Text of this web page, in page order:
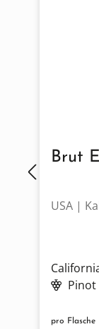
Brut
USA |
pro Flasche